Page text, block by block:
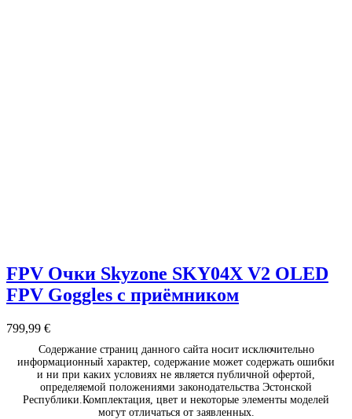
FPV Очки Skyzone SKY04X V2 OLED
FPV Goggles с приёмником
799,99 €
Содержание страниц данного сайта носит исключительно
информационный характер, содержание может содержать ошибки
и ни при каких условиях не является публичной офертой,
определяемой положениями законодательства Эстонской
Республики.Комплектация, цвет и некоторые элементы моделей
могут отличаться от заявленных.